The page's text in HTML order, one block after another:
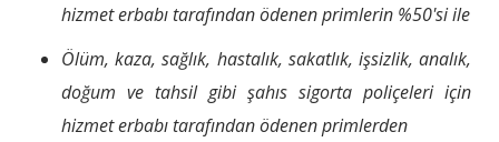
hizmet erbabı tarafından ödenen primlerin %50'si ile
Ölüm, kaza, sağlık, hastalık, sakatlık, işsizlik, analık,
doğum ve tahsil gibi şahıs sigorta poliçeleri için
hizmet erbabı tarafından ödenen primlerden